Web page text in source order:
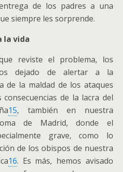
de los padres a una
siempre les sorprende.
la vida
reviste el problema, los
dejado de alertar a la
de la maldad de los ataques
de la lacra del
15, también en nuestra
de Madrid, donde el
grave, como lo
de los obispos de nuestra
16. Es más, hemos avisado